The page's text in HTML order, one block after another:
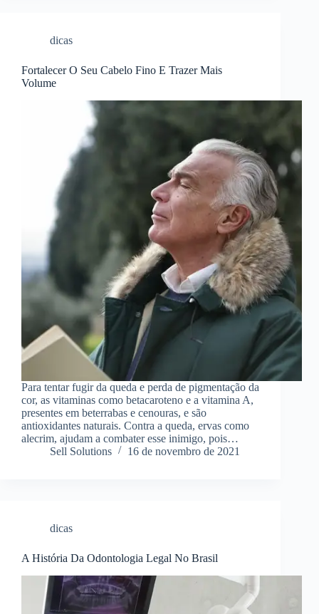
dicas
Fortalecer O Seu Cabelo Fino E Trazer Mais
Volume
Para tentar fugir da queda e perda de pigmentação da
cor, as vitaminas como betacaroteno e a vitamina A,
presentes em beterrabas e cenouras, e são
antioxidantes naturais. Contra a queda, ervas como
alecrim, ajudam a combater esse inimigo, pois…
Sell Solutions
16 de novembro de 2021
dicas
A História Da Odontologia Legal No Brasil